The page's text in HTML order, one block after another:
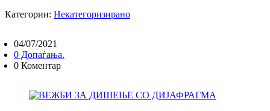
Категории: Некатегоризирано
04/07/2021
0 Допаѓања.
0 Коментар